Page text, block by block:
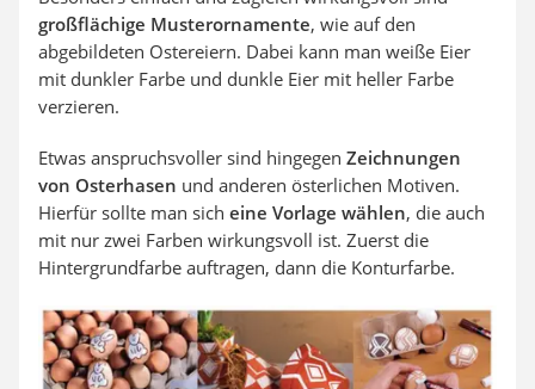
großflächige Musterornamente, wie auf den
abgebildeten Ostereiern. Dabei kann man weiße Eier
mit dunkler Farbe und dunkle Eier mit heller Farbe
verzieren.
Etwas anspruchsvoller sind hingegen Zeichnungen
von Osterhasen und anderen österlichen Motiven.
Hierfür sollte man sich eine Vorlage wählen, die auch
mit nur zwei Farben wirkungsvoll ist. Zuerst die
Hintergrundfarbe auftragen, dann die Konturfarbe.